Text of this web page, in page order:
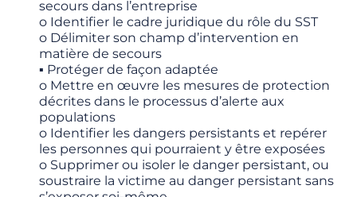
secours dans l’entreprise
o Identifier le cadre juridique du rôle du SST
o Délimiter son champ d’intervention en
matière de secours
▪ Protéger de façon adaptée
o Mettre en œuvre les mesures de protection
décrites dans le processus d’alerte aux
populations
o Identifier les dangers persistants et repérer
les personnes qui pourraient y être exposées
o Supprimer ou isoler le danger persistant, ou
soustraire la victime au danger persistant sans